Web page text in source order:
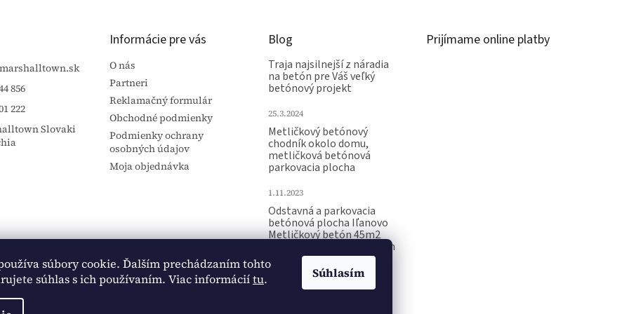
súbory cookie. Ďalším prechádzaním tohto
súhlas s ich používaním. Viac informáciítu. Súhlasím
marshalltown.sk
856
222
Slovaki
Informácie pre vás
O nás
Partneri
Reklamačný formulár
Obchodné podmienky
Podmienky ochrany
osobných údajov
Moja objednávka
Blog
Traja najsilnejší z náradia
na betón pre Váš veľký
betónový projekt
25.3.2024
Metličkový betónový
chodník okolo domu,
metličková betónová
parkovacia plocha
1.11.2023
Odstavná a parkovacia
betónová plocha Iľanovo
Metličkový betón 45m2
Raznica pečiatka na betón
15.10.2023
Prijímame online platby